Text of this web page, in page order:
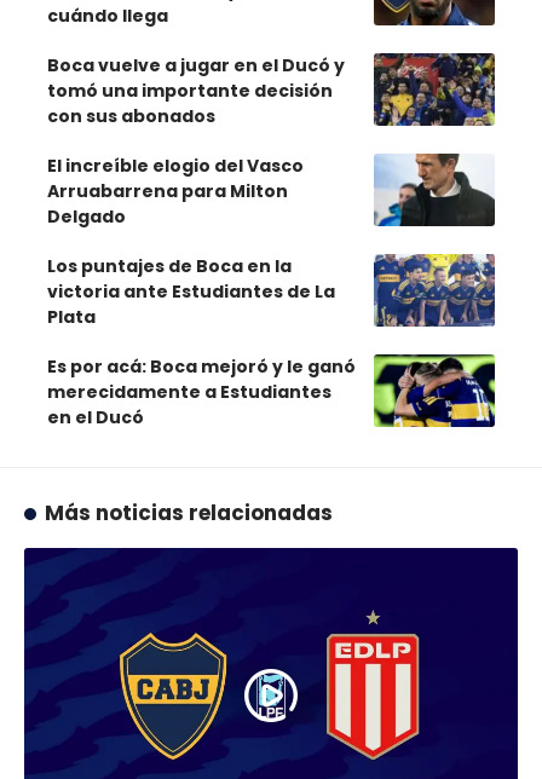
cuándo llega
Boca vuelve a jugar en el Ducó y
tomó una importante decisión
con sus abonados
El increíble elogio del Vasco
Arruabarrena para Milton
Delgado
Los puntajes de Boca en la
victoria ante Estudiantes de La
Plata
Es por acá: Boca mejoró y le ganó
merecidamente a Estudiantes
en el Ducó
Más noticias relacionadas